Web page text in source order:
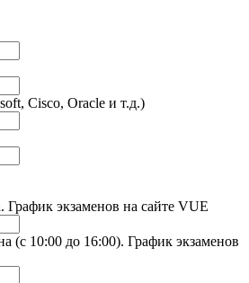
Cisco, Oracle и т.д.)
График экзаменов на сайте VUE
(с 10:00 до 16:00). График экзаменов